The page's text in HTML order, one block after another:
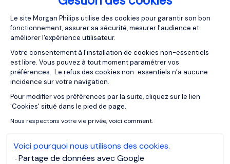
Plateforme de Gestion du
Le site Morgan Philips utilise des cookies pour garantir son bon
fonctionnement, assurer sa sécurité, mesurer l'audience et
améliorer l'expérience utilisateur.
Votre consentement à l'installation de cookies non-essentiels
est libre. Vous pouvez à tout moment paramétrer vos
préférences. Le refus des cookies non-essentiels n’a aucune
incidence sur votre navigation.
Pour modifier vos préférences par la suite, cliquez sur le lien
'Cookies' situé dans le pied de page.
Nous respectons votre vie privée, voici comment.
Voici pourquoi nous utilisons des cookies.
Partage de données avec Google
Axeptio consent